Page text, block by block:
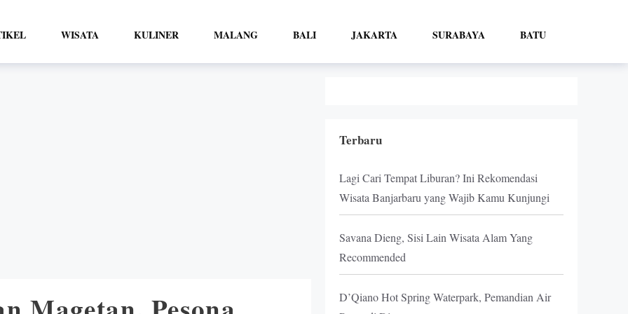
WISATA KULINER MALANG BALI JAKARTA SURABAYA BATU
Terbaru
Lagi Cari Tempat Liburan? Ini Rekomendasi
Wisata Banjarbaru yang Wajib Kamu Kunjungi
Savana Dieng, Sisi Lain Wisata Alam Yang
Recommended
D’Qiano Hot Spring Waterpark, Pemandian Air